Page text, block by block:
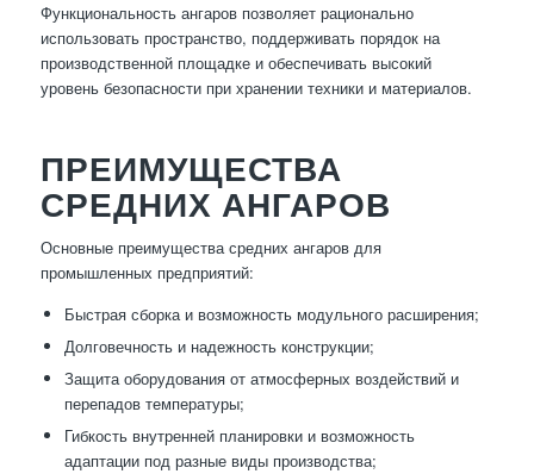
Функциональность ангаров позволяет рационально
использовать пространство, поддерживать порядок на
производственной площадке и обеспечивать высокий
уровень безопасности при хранении техники и материалов.
ПРЕИМУЩЕСТВА
СРЕДНИХ АНГАРОВ
Основные преимущества средних ангаров для
промышленных предприятий:
Быстрая сборка и возможность модульного расширения;
Долговечность и надежность конструкции;
Защита оборудования от атмосферных воздействий и
перепадов температуры;
Гибкость внутренней планировки и возможность
адаптации под разные виды производства;